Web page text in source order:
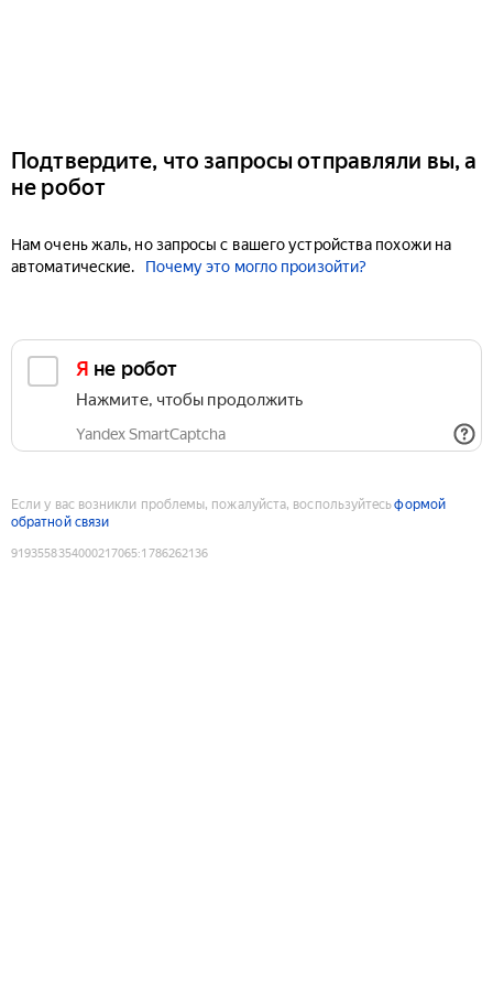
Подтвердите, что запросы отправляли вы, а
не робот
Нам очень жаль, но запросы с вашего устройства похожи на
автоматические.
Почему это могло произойти?
Я не робот
Нажмите, чтобы продолжить
Yandex SmartCaptcha
Если у вас возникли проблемы, пожалуйста, воспользуйтесьформой
обратной связи
9193558354000217065:1786262136